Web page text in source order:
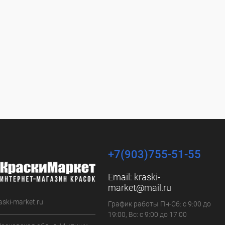
market.ru
+7(903)755-51-55
Email: kraski-
market@mail.ru
График работы Пн-Сб: с 9:00 до
19:00, Вс: с 9:00 до 17:00